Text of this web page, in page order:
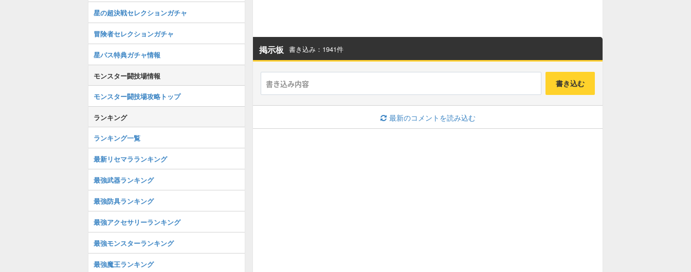
海王神専用募集板
ファラオ・ヘッド募集板
ドルマゲス募集板
ラプソーン募集板
聖なる巨竜募集板
ウルノーガ募集板
ゾルデ(魔王級)募集板
掲示板 書き込み：1941件
書き込む
最新のコメントを読み込む
星の超決戦セレクションガチャ
冒険者セレクションガチャ
星パス特典ガチャ情報
モンスター闘技場情報
モンスター闘技場攻略トップ
ランキング
ランキング一覧
最新リセマラランキング
最強武器ランキング
最強防具ランキング
最強アクセサリーランキング
最強モンスターランキング
最強魔王ランキング